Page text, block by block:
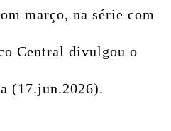
março, na série com
Central divulgou o
(17.jun.2026).